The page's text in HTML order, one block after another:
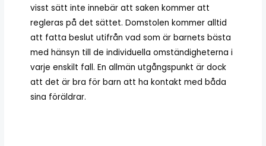
visst sätt inte innebär att saken kommer att
regleras på det sättet. Domstolen kommer alltid
att fatta beslut utifrån vad som är barnets bästa
med hänsyn till de individuella omständigheterna i
varje enskilt fall. En allmän utgångspunkt är dock
att det är bra för barn att ha kontakt med båda
sina föräldrar.